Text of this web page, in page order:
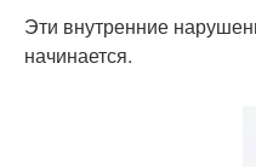
Эти внутренние
начинается.